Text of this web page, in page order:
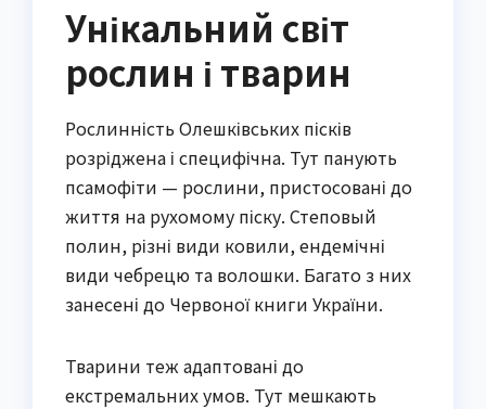
Унікальний світ
рослин і тварин
Рослинність Олешківських пісків
розріджена і специфічна. Тут панують
псамофіти — рослини, пристосовані до
життя на рухомому піску. Степовый
полин, різні види ковили, ендемічні
види чебрецю та волошки. Багато з них
занесені до Червоної книги України.
Тварини теж адаптовані до
екстремальних умов. Тут мешкають